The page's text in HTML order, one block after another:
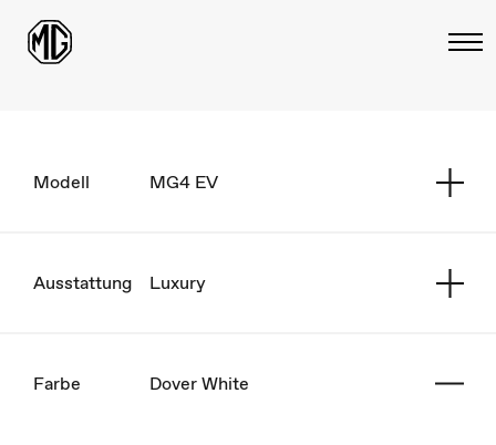
Modell MG4 EV
Ausstattung Luxury
Farbe Dover White